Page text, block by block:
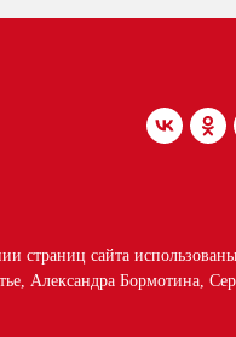
страниц сайта
Александра Бормотина,